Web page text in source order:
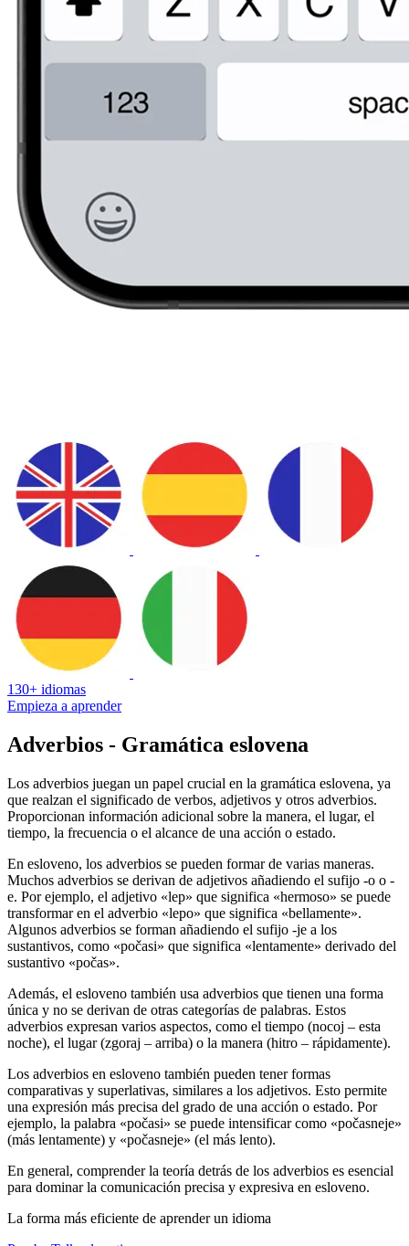
130+ idiomas
Empieza a aprender
Adverbios - Gramática eslovena
Los adverbios juegan un papel crucial en la gramática eslovena, ya
que realzan el significado de verbos, adjetivos y otros adverbios.
Proporcionan información adicional sobre la manera, el lugar, el
tiempo, la frecuencia o el alcance de una acción o estado.
En esloveno, los adverbios se pueden formar de varias maneras.
Muchos adverbios se derivan de adjetivos añadiendo el sufijo -o o -
e. Por ejemplo, el adjetivo «lep» que significa «hermoso» se puede
transformar en el adverbio «lepo» que significa «bellamente».
Algunos adverbios se forman añadiendo el sufijo -je a los
sustantivos, como «počasi» que significa «lentamente» derivado del
sustantivo «počas».
Además, el esloveno también usa adverbios que tienen una forma
única y no se derivan de otras categorías de palabras. Estos
adverbios expresan varios aspectos, como el tiempo (nocoj – esta
noche), el lugar (zgoraj – arriba) o la manera (hitro – rápidamente).
Los adverbios en esloveno también pueden tener formas
comparativas y superlativas, similares a los adjetivos. Esto permite
una expresión más precisa del grado de una acción o estado. Por
ejemplo, la palabra «počasi» se puede intensificar como «počasneje»
(más lentamente) y «počasneje» (el más lento).
En general, comprender la teoría detrás de los adverbios es esencial
para dominar la comunicación precisa y expresiva en esloveno.
La forma más eficiente de aprender un idioma